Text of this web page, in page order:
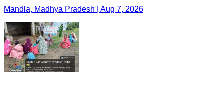
Mandla, Madhya Pradesh | Aug 7, 2026